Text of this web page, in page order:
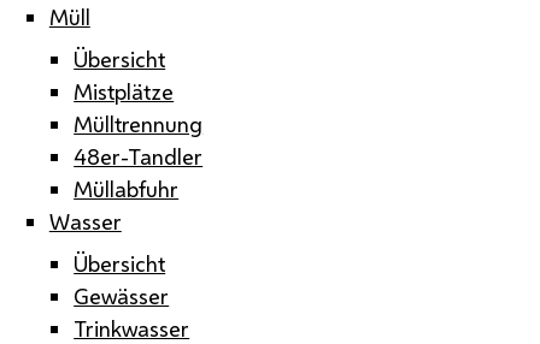
Müll
Übersicht
Mistplätze
Mülltrennung
48er-Tandler
Müllabfuhr
Wasser
Übersicht
Gewässer
Trinkwasser